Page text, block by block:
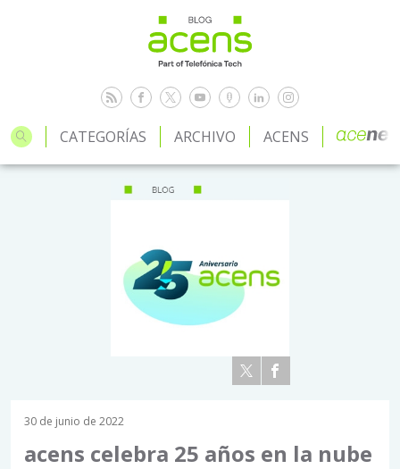
CATEGORÍAS ARCHIVO ACENS
30 de junio de 2022
acens celebra 25 años en la nube